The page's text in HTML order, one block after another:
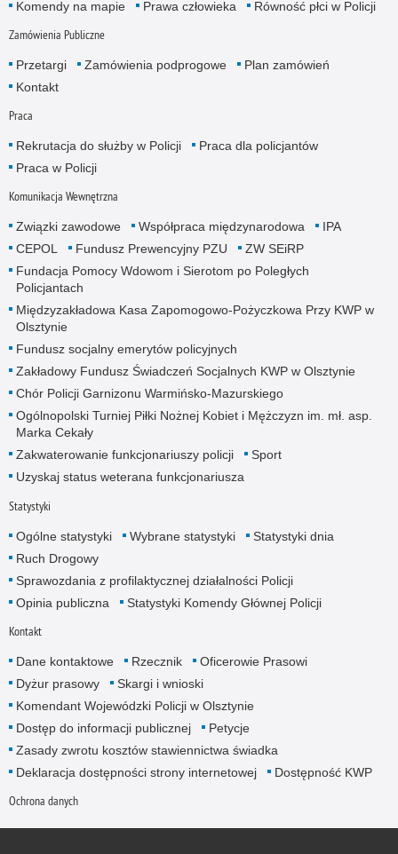
Komendy na mapie
Prawa człowieka Równość płci w Policji
Zamówienia Publiczne
Przetargi Zamówienia podprogowe
Plan zamówień
Kontakt
Praca
Rekrutacja do służby w Policji
Praca dla policjantów
Praca w Policji
Komunikacja Wewnętrzna
Związki zawodowe Współpraca międzynarodowa
IPA
CEPOL
Fundusz Prewencyjny PZU
ZW SEiRP
Fundacja Pomocy Wdowom i Sierotom po Poległych
Policjantach
Międzyzakładowa Kasa Zapomogowo-Pożyczkowa Przy KWP w
Olsztynie
Fundusz socjalny emerytów policyjnych
Zakładowy Fundusz Świadczeń Socjalnych KWP w Olsztynie
Chór Policji Garnizonu Warmińsko-Mazurskiego
Ogólnopolski Turniej Piłki Nożnej Kobiet i Mężczyzn im. mł. asp.
Marka Cekały
Zakwaterowanie funkcjonariuszy policji
Sport
Uzyskaj status weterana funkcjonariusza
Statystyki
Ogólne statystyki Wybrane statystyki
Statystyki dnia
Ruch Drogowy
Sprawozdania z profilaktycznej działalności Policji
Opinia publiczna
Statystyki Komendy Głównej Policji
Kontakt
Dane kontaktowe Rzecznik
Oficerowie Prasowi
Dyżur prasowy
Skargi i wnioski
Komendant Wojewódzki Policji w Olsztynie
Dostęp do informacji publicznej
Petycje
Zasady zwrotu kosztów stawiennictwa świadka
Deklaracja dostępności strony internetowej
Dostępność KWP
Ochrona danych